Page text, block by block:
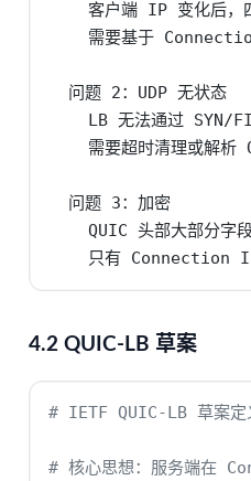
客户端 IP 变化后，
需要基于
  问题 2：UDP 无状态
LB 无法通过 SYN/
需要超时清理或解析
  问题 3：加密
QUIC 头部大部分字
只有 Connection
4.2 QUIC-LB 草案
# IETF QUIC-LB 草案
# 核心思想：服务端在